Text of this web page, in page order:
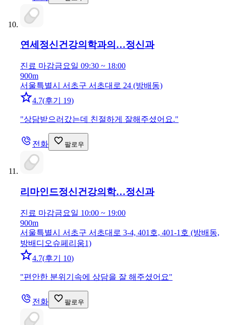
연세정신건강의학과의…정신과
진료 마감금요일 09:30 ~ 18:00
900m
서울특별시 서초구 서초대로 24 (방배동)
4.7(후기 19)
"상담받으러갔는데 친절하게 잘해주셨어요."
전화 팔로우
리마인드정신건강의학…정신과
진료 마감금요일 10:00 ~ 19:00
900m
서울특별시 서초구 서초대로 3-4, 401호, 401-1호 (방배동,
방배디오슈페리움1)
4.7(후기 10)
"편안한 분위기속에 상담을 잘 해주셨어요"
전화 팔로우